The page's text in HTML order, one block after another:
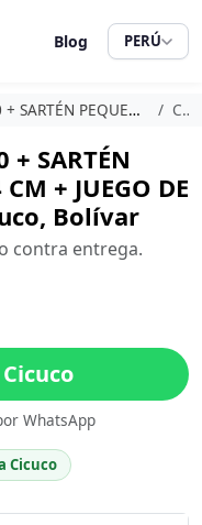
Blog PERÚ
24 CM + JUEGO DE BOWLS 3 PIEZAS Cicuco
SARTÉN
+ JUEGO DE
Bolívar
contra entrega.
WhatsApp
Cicuco